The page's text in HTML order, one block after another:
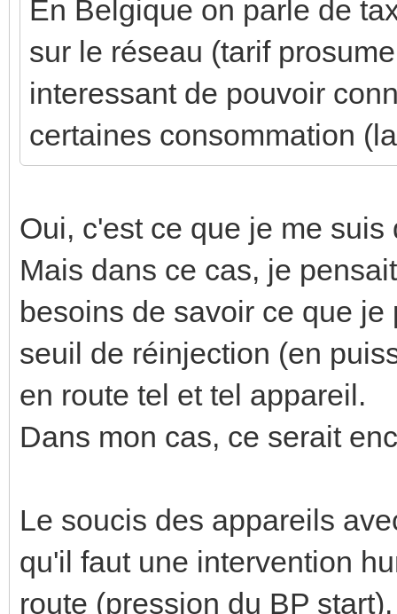
En Belgique on parle de
sur le réseau (tarif
interessant de pouvoir
certaines consommation
Oui, c'est ce que je me suis
Mais dans ce cas, je
besoins de savoir ce que
seuil de réinjection (en
en route tel et tel appareil.
Dans mon cas, ce serait
Le soucis des appareils
qu'il faut une intervention
route (pression du BP